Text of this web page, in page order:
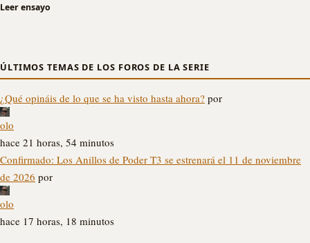
Leer ensayo
ÚLTIMOS TEMAS DE LOS FOROS DE LA SERIE
¿Qué opináis de lo que se ha visto hasta ahora? por
olo
hace 21 horas, 54 minutos
Confirmado: Los Anillos de Poder T3 se estrenará el 11 de noviembre
de 2026 por
olo
hace 17 horas, 18 minutos